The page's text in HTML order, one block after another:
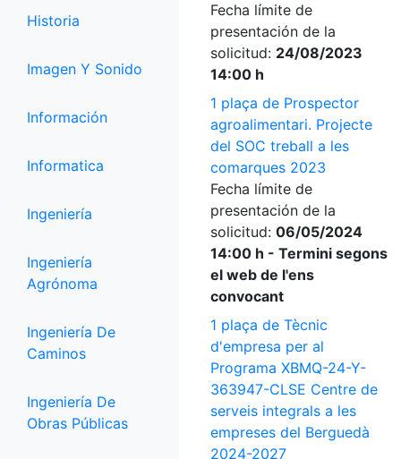
Historia
Imagen Y Sonido
Información
Informatica
Ingeniería
Ingeniería
Agrónoma
Ingeniería De
Caminos
Ingeniería De
Obras Públicas
Fecha límite de
presentación de la
solicitud: 24/08/2023
14:00 h
1 plaça de Prospector
agroalimentari. Projecte
del SOC treball a les
comarques 2023
Fecha límite de
presentación de la
solicitud: 06/05/2024
14:00 h - Termini segons
el web de l'ens
convocant
1 plaça de Tècnic
d'empresa per al
Programa XBMQ-24-Y-
363947-CLSE Centre de
serveis integrals a les
empreses del Berguedà
2024-2027